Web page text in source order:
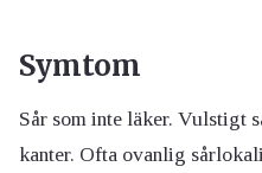
Symtom
Sår som inte läker. Vulstigt
kanter. Ofta ovanlig